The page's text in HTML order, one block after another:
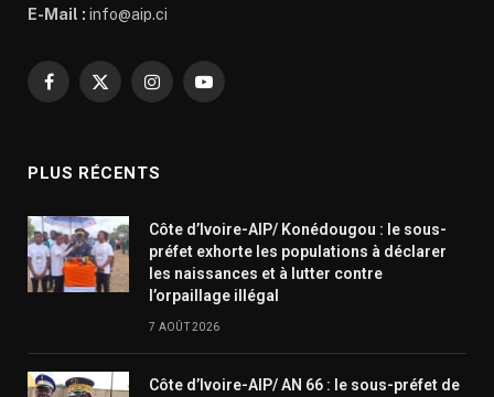
E-Mail : info@aip.ci
Facebook
X
InstagramYouTube
PLUS RÉCENTS
Côte d’Ivoire-AIP/ Konédougou : le sous-
préfet exhorte les populations à déclarer
les naissances et à lutter contre
l’orpaillage illégal
7 AOÛT 2026
Côte d’Ivoire-AIP/ AN 66 : le sous-préfet de